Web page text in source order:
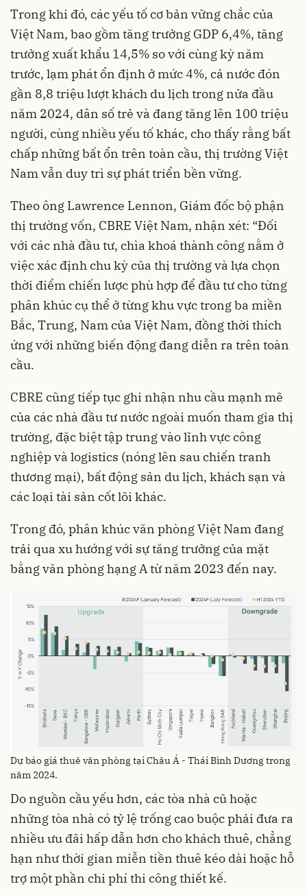
Trong khi đó, các yếu tố cơ bản vững chắc của
Việt Nam, bao gồm tăng trưởng GDP 6,4%, tăng
trưởng xuất khẩu 14,5% so với cùng kỳ năm
trước, lạm phát ổn định ở mức 4%, cả nước đón
gần 8,8 triệu lượt khách du lịch trong nửa đầu
năm 2024, dân số trẻ và đang tăng lên 100 triệu
người, cùng nhiều yếu tố khác, cho thấy rằng bất
chấp những bất ổn trên toàn cầu, thị trường Việt
Nam vẫn duy trì sự phát triển bền vững.
Theo ông Lawrence Lennon, Giám đốc bộ phận
thị trường vốn, CBRE Việt Nam, nhận xét: “Đối
với các nhà đầu tư, chìa khoá thành công nằm ở
việc xác định chu kỳ của thị trường và lựa chọn
thời điểm chiến lược phù hợp để đầu tư cho từng
phân khúc cụ thể ở từng khu vực trong ba miền
Bắc, Trung, Nam của Việt Nam, đồng thời thích
ứng với những biến động đang diễn ra trên toàn
cầu.
CBRE cũng tiếp tục ghi nhận nhu cầu mạnh mẽ
của các nhà đầu tư nước ngoài muốn tham gia thị
trường, đặc biệt tập trung vào lĩnh vực công
nghiệp và logistics (nóng lên sau chiến tranh
thương mại), bất động sản du lịch, khách sạn và
các loại tài sản cốt lõi khác.
Trong đó, phân khúc văn phòng Việt Nam đang
trải qua xu hướng với ​​sự tăng trưởng của mặt
bằng văn phòng hạng A từ năm 2023 đến nay.
Dự báo giá thuê văn phòng tại Châu Á - Thái Bình Dương trong
năm 2024.
Do nguồn cầu yếu hơn, các tòa nhà cũ hoặc
những tòa nhà có tỷ lệ trống cao buộc phải đưa ra
nhiều ưu đãi hấp dẫn hơn cho khách thuê, chẳng
hạn như thời gian miễn tiền thuê kéo dài hoặc hỗ
trợ một phần chi phí thi công thiết kế.